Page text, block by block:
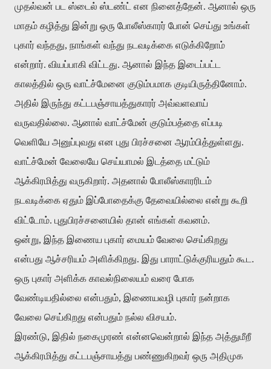
முதல்வன் பட ஸ்டைல் ஸ்டண்ட் என நினைத்தேன். ஆனால் ஒரு
மாதம் கழித்து இன்று ஒரு போலீஸ்காரர் போன் செய்து உங்கள்
புகார் வந்தது, நாங்கள் வந்து நடவடிக்கை எடுக்கிறோம்
என்றார். வியப்பாகி விட்டது. ஆனால் இந்த இடைப்பட்ட
காலத்தில் ஒரு வாட்ச்மேனை குடும்பமாக குடியிருத்தினோம்.
அதில் இருந்து கட்டபஞ்சாயத்துகாரர் அவ்வளவாய்
வருவதில்லை. ஆனால் வாட்ச்மேன் குடும்பத்தை எப்படி
வெளியே அனுப்புவது என புது பிரச்சனை ஆரம்பித்துள்ளது.
வாட்ச்மேன் வேலையே செய்யாமல் இடத்தை மட்டும்
ஆக்கிரமித்து வருகிறார். அதனால் போலீஸ்காரரிடம்
நடவடிக்கை ஏதும் இப்போதைக்கு தேவையில்லை என்று கூறி
விட்டோம். புதுபிரச்சனையில் தான் எங்கள் கவனம்.
ஒன்று, இந்த இணைய புகார் மையம் வேலை செய்கிறது
என்பது ஆச்சரியம் அளிக்கிறது. இது பாராட்டுக்குரியதும் கூட.
ஒரு புகார் அளிக்க காவல்நிலையம் வரை போக
வேண்டியதில்லை என்பதும், இணையவழி புகார் நன்றாக
வேலை செய்கிறது என்பதும் நல்ல விசயம்.
இரண்டு, இதில் நகைமுரண் என்னவென்றால் இந்த அத்துமீறீ
ஆக்கிரமித்து கட்டபஞ்சாயத்து பண்ணுகிறவர் ஒரு அதிமுக